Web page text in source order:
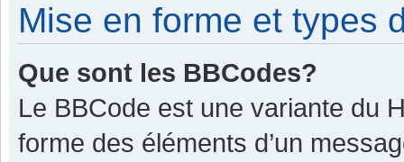
Mise en forme et types
Que sont les BBCodes?
Le BBCode est une variante du
forme des éléments d’un